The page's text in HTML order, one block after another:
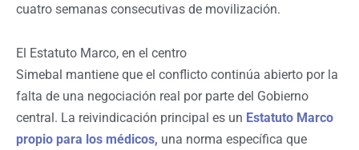
cuatro semanas consecutivas de movilización.
El Estatuto Marco, en el centro
Simebal mantiene que el conflicto continúa abierto por la
falta de una negociación real por parte del Gobierno
central. La reivindicación principal es un Estatuto Marco
propio para los médicos, una norma específica que